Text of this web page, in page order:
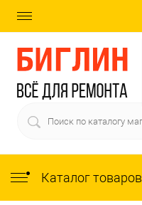
Каталог товаров